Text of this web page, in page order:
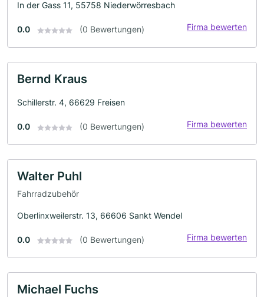
In der Gass 11, 55758 Niederwörresbach
0.0 (0 Bewertungen) Firma bewerten
Bernd Kraus
Schillerstr. 4, 66629 Freisen
0.0 (0 Bewertungen) Firma bewerten
Walter Puhl
Fahrradzubehör
Oberlinxweilerstr. 13, 66606 Sankt Wendel
0.0 (0 Bewertungen) Firma bewerten
Michael Fuchs